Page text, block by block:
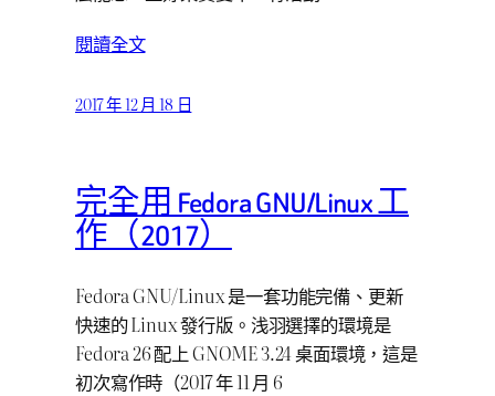
閱讀全文
2017 年 12 月 18 日
完全用 Fedora GNU/Linux 工
作（2017）
Fedora GNU/Linux 是一套功能完備、更新
快速的 Linux 發行版。浅羽選擇的環境是
Fedora 26 配上 GNOME 3.24 桌面環境，這是
初次寫作時（2017 年 11 月 6